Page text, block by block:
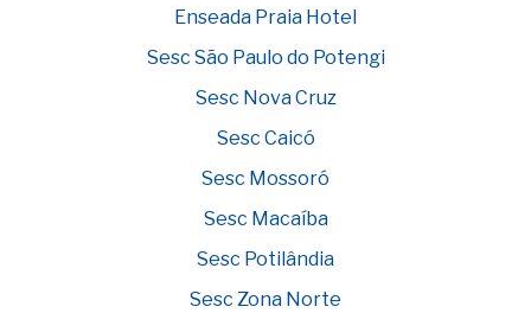
Enseada Praia Hotel
Sesc São Paulo do Potengi
Sesc Nova Cruz
Sesc Caicó
Sesc Mossoró
Sesc Macaíba
Sesc Potilândia
Sesc Zona Norte